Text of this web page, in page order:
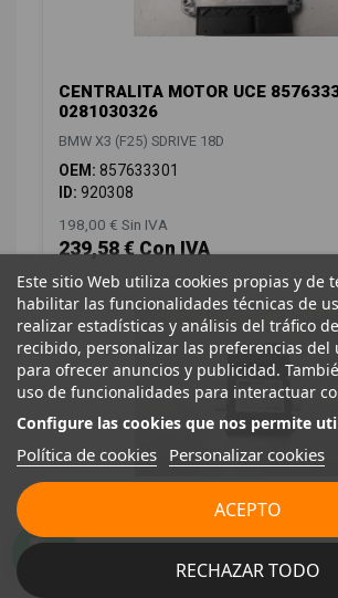
CENTRALITA MOTOR UCE
0281030326
BMW X3 (F25) SDRIVE 18D
OEM: 857633301
ID: 920308
198,00 € Sin IVA
239,58 € Con IVA
MODULO ELECTRONICO 7371832
BMW X3 (F25) SDRIVE 18D
Este sitio Web utiliza cookies propias y de
habilitar las funcionalidades técnicas de
realizar estadísticas y análisis del tráfico
recibido, personalizar las preferencias del
para ofrecer anuncios y publicidad.
uso de funcionalidades para interactuar
Configure las cookies que nos permite
Política de cookies Personalizar cookies
RECHAZAR TODO
ACEPTO